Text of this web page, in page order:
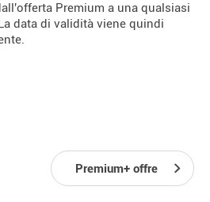
Premium a una qualsiasi
data di validità viene quindi
Premium+ offre